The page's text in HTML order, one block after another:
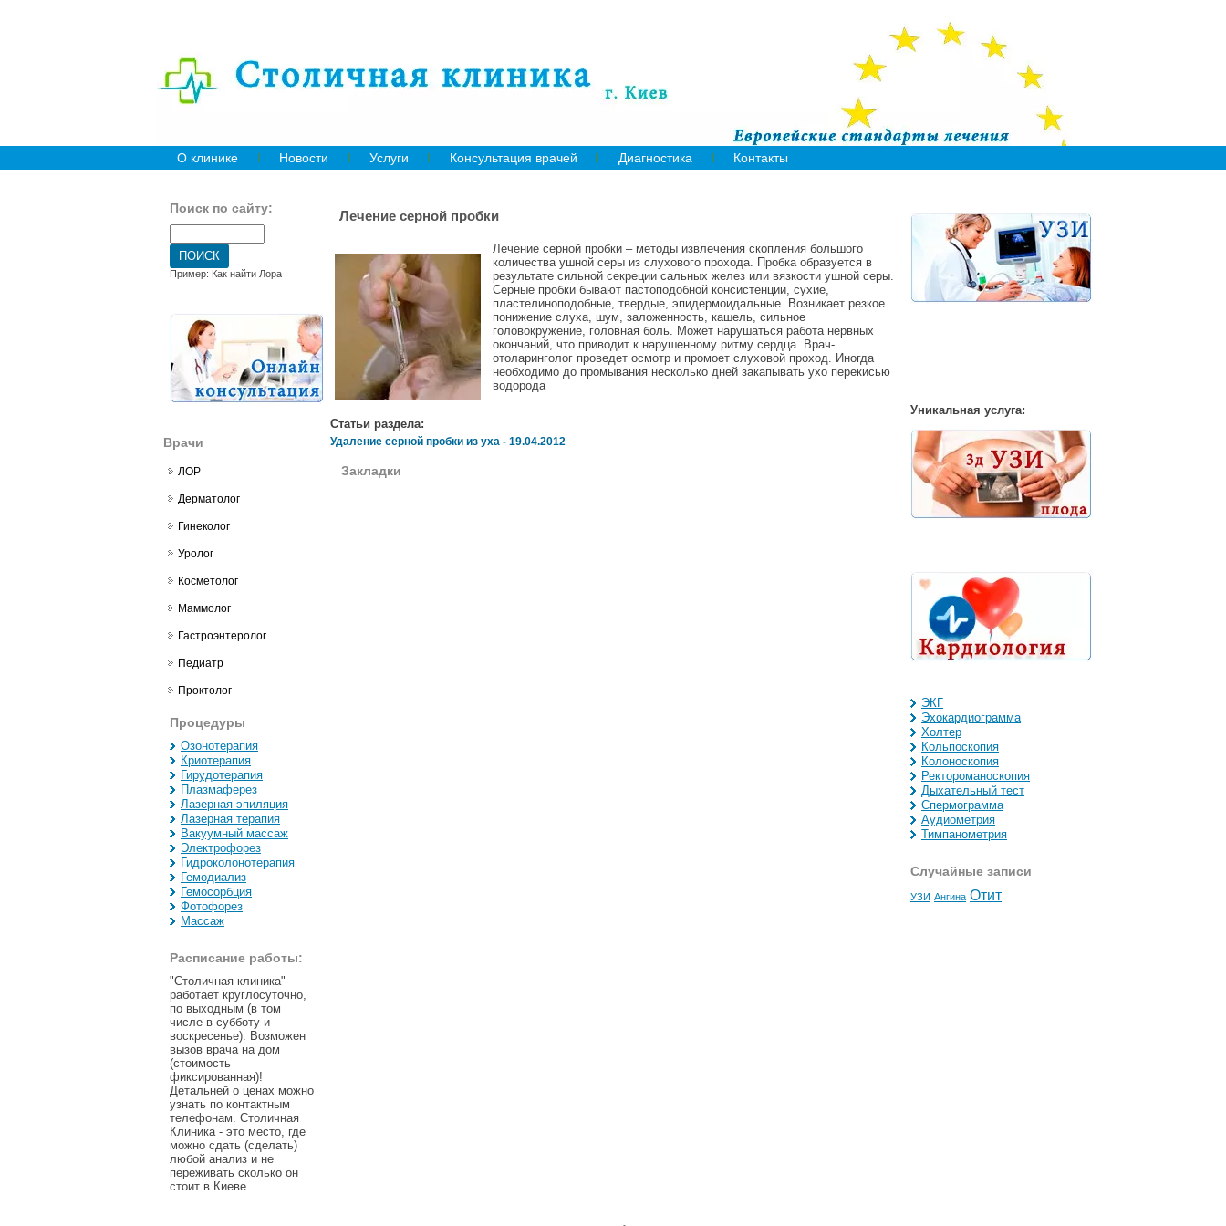
О клинике Новости Услуги Консультация врачей Диагностика Контакты
Поиск по сайту:
Пример: Как найти Лора
Врачи
ЛОР
Дерматолог
Гинеколог
Уролог
Косметолог
Маммолог
Гастроэнтеролог
Педиатр
Проктолог
Процедуры
Озонотерапия
Криотерапия
Гирудотерапия
Плазмаферез
Лазерная эпиляция
Лазерная терапия
Вакуумный массаж
Электрофорез
Гидроколонотерапия
Гемодиализ
Гемосорбция
Фотофорез
Массаж
Расписание работы:
"Столичная клиника"
работает круглосуточно,
по выходным (в том
числе в субботу и
воскресенье). Возможен
вызов врача на дом
(стоимость
фиксированная)!
Детальней о ценах можно
узнать по контактным
телефонам. Столичная
Клиника - это место, где
можно сдать (сделать)
любой анализ и не
переживать сколько он
стоит в Киеве.
Лечение серной пробки
Лечение серной пробки – методы извлечения скопления большого
количества ушной серы из слухового прохода. Пробка образуется в
результате сильной секреции сальных желез или вязкости ушной серы.
Серные пробки бывают пастоподобной консистенции, сухие,
пластелиноподобные, твердые, эпидермоидальные. Возникает резкое
понижение слуха, шум, заложенность, кашель, сильное
головокружение, головная боль. Может нарушаться работа нервных
окончаний, что приводит к нарушенному ритму сердца. Врач-
отоларинголог проведет осмотр и промоет слуховой проход. Иногда
необходимо до промывания несколько дней закапывать ухо перекисью
водорода
Статьи раздела:
Удаление серной пробки из уха - 19.04.2012
Закладки
Уникальная услуга:
ЭКГ
Эхокардиограмма
Холтер
Кольпоскопия
Колоноскопия
Ректороманоскопия
Дыхательный тест
Спермограмма
Аудиометрия
Тимпанометрия
Случайные записи
УЗИ Ангина Отит